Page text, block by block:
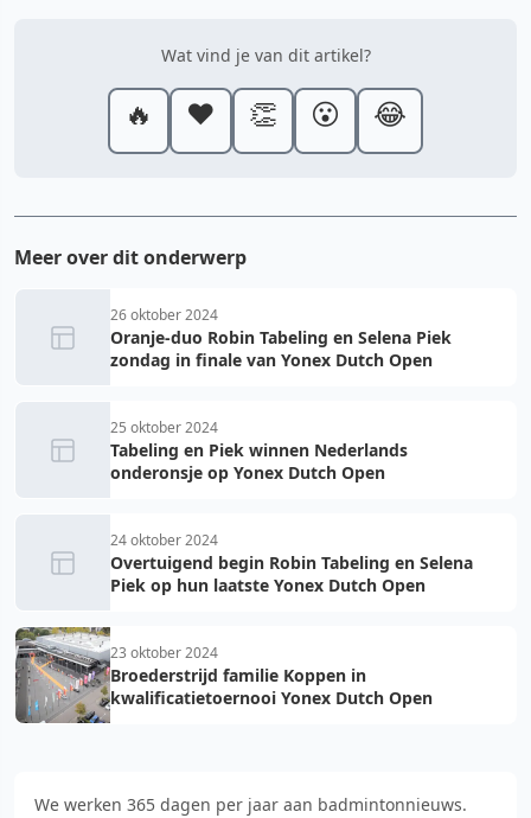
Wat vind je van dit artikel?
🔥 ❤️ 👏 😮 😂
Meer over dit onderwerp
26 oktober 2024
Oranje-duo Robin Tabeling en Selena Piek
zondag in finale van Yonex Dutch Open
25 oktober 2024
Tabeling en Piek winnen Nederlands
onderonsje op Yonex Dutch Open
24 oktober 2024
Overtuigend begin Robin Tabeling en Selena
Piek op hun laatste Yonex Dutch Open
23 oktober 2024
Broederstrijd familie Koppen in
kwalificatietoernooi Yonex Dutch Open
We werken 365 dagen per jaar aan badmintonnieuws.